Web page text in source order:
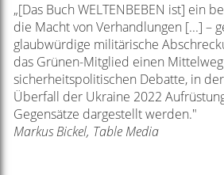
„[Das Buch WELTENBEBEN ist] ein
die Macht von Verhandlungen [...] –
glaubwürdige militärische
das Grünen-Mitglied einen
sicherheitspolitischen Debatte, in
Überfall der Ukraine 2022
Gegensätze dargestellt werden."
Markus Bickel, Table Media